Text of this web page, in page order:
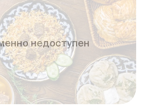
недоступен